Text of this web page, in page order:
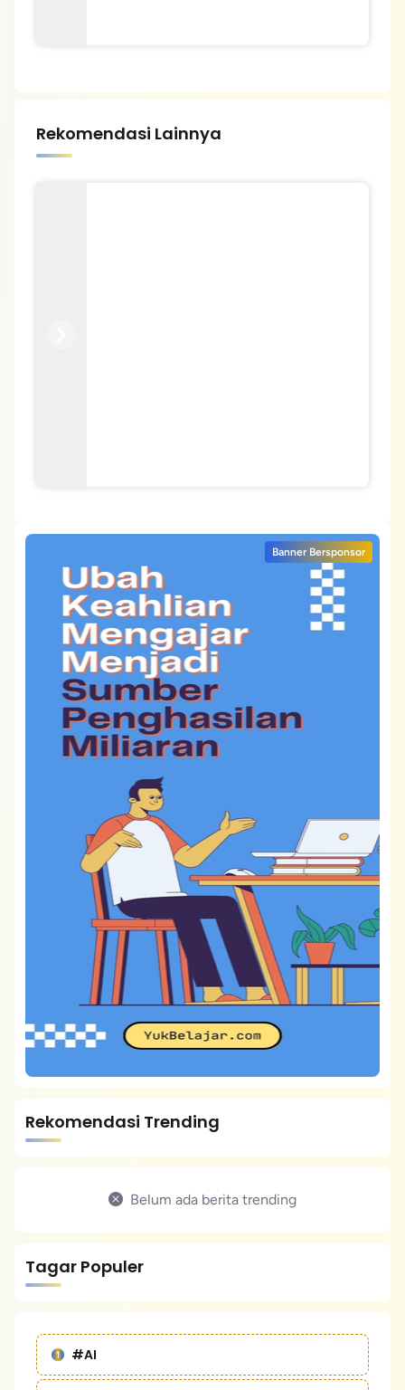
Rekomendasi Lainnya
Banner Bersponsor
Rekomendasi Trending
Belum ada berita trending
Tagar Populer
#AI